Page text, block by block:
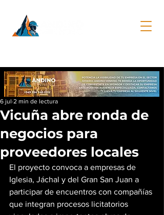
Vicuña abre ronda de
negocios para
proveedores locales
6 jul 2 min de lectura
El proyecto convoca a empresas de
Iglesia, Jáchal y del Gran San Juan a
participar de encuentros con compañías
que integran procesos licitatorios